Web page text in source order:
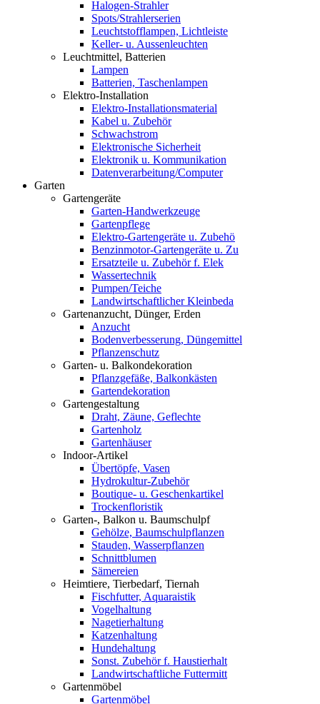
Halogen-Strahler
Spots/Strahlerserien
Leuchtstofflampen, Lichtleiste
Keller- u. Aussenleuchten
Leuchtmittel, Batterien
Lampen
Batterien, Taschenlampen
Elektro-Installation
Elektro-Installationsmaterial
Kabel u. Zubehör
Schwachstrom
Elektronische Sicherheit
Elektronik u. Kommunikation
Datenverarbeitung/Computer
Garten
Gartengeräte
Garten-Handwerkzeuge
Gartenpflege
Elektro-Gartengeräte u. Zubehö
Benzinmotor-Gartengeräte u. Zu
Ersatzteile u. Zubehör f. Elek
Wassertechnik
Pumpen/Teiche
Landwirtschaftlicher Kleinbeda
Gartenanzucht, Dünger, Erden
Anzucht
Bodenverbesserung, Düngemittel
Pflanzenschutz
Garten- u. Balkondekoration
Pflanzgefäße, Balkonkästen
Gartendekoration
Gartengestaltung
Draht, Zäune, Geflechte
Gartenholz
Gartenhäuser
Indoor-Artikel
Übertöpfe, Vasen
Hydrokultur-Zubehör
Boutique- u. Geschenkartikel
Trockenfloristik
Garten-, Balkon u. Baumschulpf
Gehölze, Baumschulpflanzen
Stauden, Wasserpflanzen
Schnittblumen
Sämereien
Heimtiere, Tierbedarf, Tiernah
Fischfutter, Aquaraistik
Vogelhaltung
Nagetierhaltung
Katzenhaltung
Hundehaltung
Sonst. Zubehör f. Haustierhalt
Landwirtschaftliche Futtermitt
Gartenmöbel
Gartenmöbel